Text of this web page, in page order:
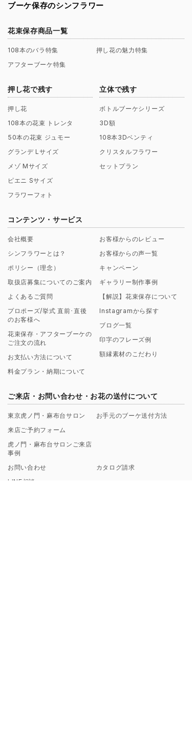
ブーケ保存のシンフラワー
花束保存商品一覧
108本のバラ特集
押し花の魅力特集
アフターブーケ特集
押し花で残す
押し花
108本の花束 トレンタ
50本の花束 ジュモー
グランデ Lサイズ
メゾ Mサイズ
ピエニ Sサイズ
フラワーフォト
立体で残す
ボトルブーケシリーズ
3D額
108本3Dベンティ
クリスタルフラワー
セットプラン
コンテンツ・サービス
会社概要
シンフラワーとは？
ポリシー（理念）
取扱店募集についてのご案内
よくあるご質問
プロポーズ/挙式 直前･直後
のお客様へ
花束保存・アフターブーケの
ご注文の流れ
お支払い方法について
料金プラン・納期について
お客様からのレビュー
お客様からの声一覧
キャンペーン
ギャラリー制作事例
【解説】花束保存について
Instagramから探す
ブログ一覧
印字のフレーズ例
額縁素材のこだわり
ご来店・お問い合わせ・お花の送付について
東京虎ノ門・麻布台サロン
来店ご予約フォーム
虎ノ門・麻布台サロンご来店
事例
お手元のブーケ送付方法
お問い合わせ
カタログ請求
LINE相談